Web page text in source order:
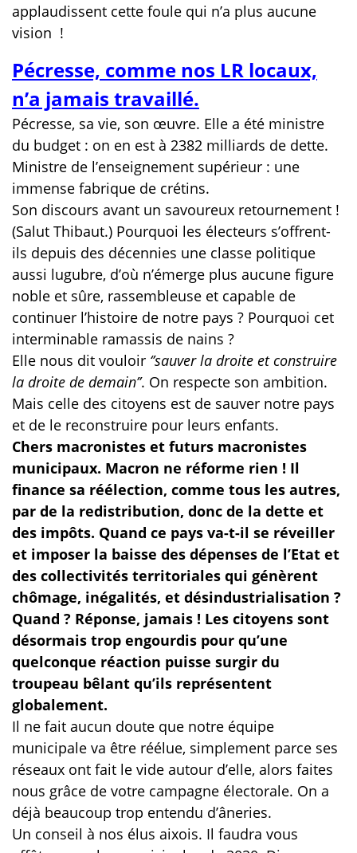
applaudissent cette foule qui n’a plus aucune
vision !
Pécresse, comme nos LR locaux,
n’a jamais travaillé.
Pécresse, sa vie, son œuvre. Elle a été ministre
du budget : on en est à 2382 milliards de dette.
Ministre de l’enseignement supérieur : une
immense fabrique de crétins.
Son discours avant un savoureux retournement !
(Salut Thibaut.) Pourquoi les électeurs s’offrent-
ils depuis des décennies une classe politique
aussi lugubre, d’où n’émerge plus aucune figure
noble et sûre, rassembleuse et capable de
continuer l’histoire de notre pays ? Pourquoi cet
interminable ramassis de nains ?
Elle nous dit vouloir ‘’sauver la droite et construire
la droite de demain’’. On respecte son ambition.
Mais celle des citoyens est de sauver notre pays
et de le reconstruire pour leurs enfants.
Chers macronistes et futurs macronistes
municipaux. Macron ne réforme rien ! Il
finance sa réélection, comme tous les autres,
par de la redistribution, donc de la dette et
des impôts. Quand ce pays va-t-il se réveiller
et imposer la baisse des dépenses de l’Etat et
des collectivités territoriales qui génèrent
chômage, inégalités, et désindustrialisation ?
Quand ? Réponse, jamais ! Les citoyens sont
désormais trop engourdis pour qu’une
quelconque réaction puisse surgir du
troupeau bêlant qu’ils représentent
globalement.
Il ne fait aucun doute que notre équipe
municipale va être réélue, simplement parce ses
réseaux ont fait le vide autour d’elle, alors faites
nous grâce de votre campagne électorale. On a
déjà beaucoup trop entendu d’âneries.
Un conseil à nos élus aixois. Il faudra vous